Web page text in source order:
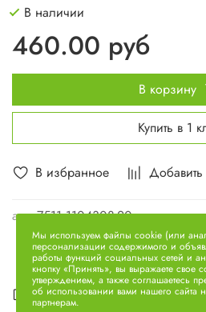
В избранное
арт.7511.1104308-20
В наличии
460.00 руб
В корзину
Купить в 1
Описание
Мы используем файлы cookie (или
персонализации содержимого и
работы функций социальных сетей и
кнопку «Принять», вы выражаете свое
утверждением, а также соглашаетесь
об использовании вами нашего сайта
партнерам.